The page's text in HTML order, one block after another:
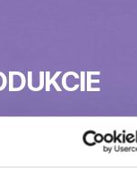
mleczna 35 % (z